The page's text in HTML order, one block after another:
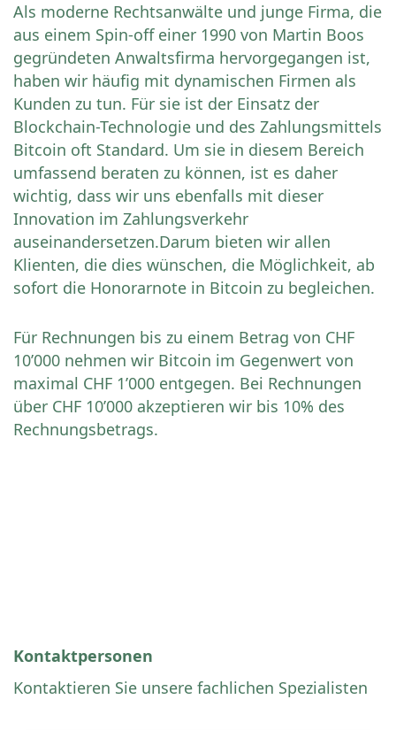
Als moderne Rechtsanwälte und junge Firma, die
aus einem Spin-off einer 1990 von Martin Boos
gegründeten Anwaltsfirma hervorgegangen ist,
haben wir häufig mit dynamischen Firmen als
Kunden zu tun. Für sie ist der Einsatz der
Blockchain-Technologie und des Zahlungsmittels
Bitcoin oft Standard. Um sie in diesem Bereich
umfassend beraten zu können, ist es daher
wichtig, dass wir uns ebenfalls mit dieser
Innovation im Zahlungsverkehr
auseinandersetzen.Darum bieten wir allen
Klienten, die dies wünschen, die Möglichkeit, ab
sofort die Honorarnote in Bitcoin zu begleichen.
Für Rechnungen bis zu einem Betrag von CHF
10’000 nehmen wir Bitcoin im Gegenwert von
maximal CHF 1’000 entgegen. Bei Rechnungen
über CHF 10’000 akzeptieren wir bis 10% des
Rechnungsbetrags.
Kontaktpersonen
Kontaktieren Sie unsere fachlichen Spezialisten